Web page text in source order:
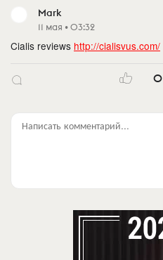
Mark
11 мая • 03:32
Cialis reviews http://cialisvus.com/
0
Написать комментарий...